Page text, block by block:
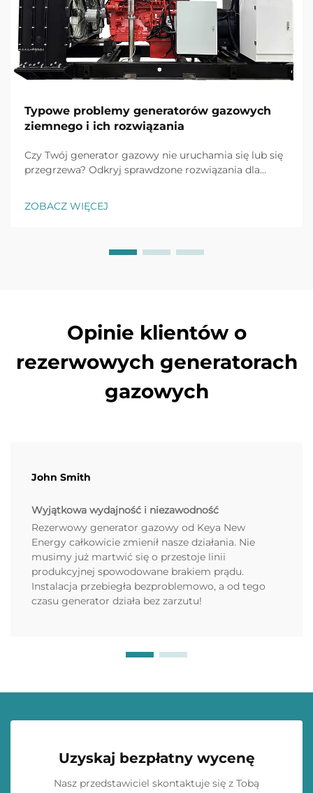
Typowe problemy generatorów gazowych
ziemnego i ich rozwiązania
Czy Twój generator gazowy nie uruchamia się lub się
przegrzewa? Odkryj sprawdzone rozwiązania dla
Zapobiegaj przestojom już teraz.
ZOBACZ WIĘCEJ
Opinie klientów o
rezerwowych generatorach
gazowych
John Smith
Wyjątkowa wydajność i niezawodność
Rezerwowy generator gazowy od Keya New
Energy całkowicie zmienił nasze działania. Nie
musimy już martwić się o przestoje linii
produkcyjnej spowodowane brakiem prądu.
Instalacja przebiegła bezproblemowo, a od tego
czasu generator działa bez zarzutu!
Uzyskaj bezpłatny wycenę
Nasz przedstawiciel skontaktuje się z Tobą